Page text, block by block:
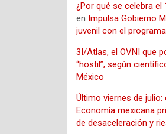
¿Por qué se celebra el
en Impulsa Gobierno
juvenil con el
3I/Atlas, el OVNI que
“hostil”, según
México
Último viernes de
Economía mexicana
de desaceleración y